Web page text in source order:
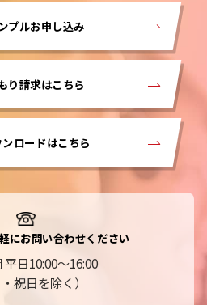
プルお申し込み
り請求はこちら
ロードはこちら
にお問い合わせください
平日10:00～16:00
・祝日を除く）